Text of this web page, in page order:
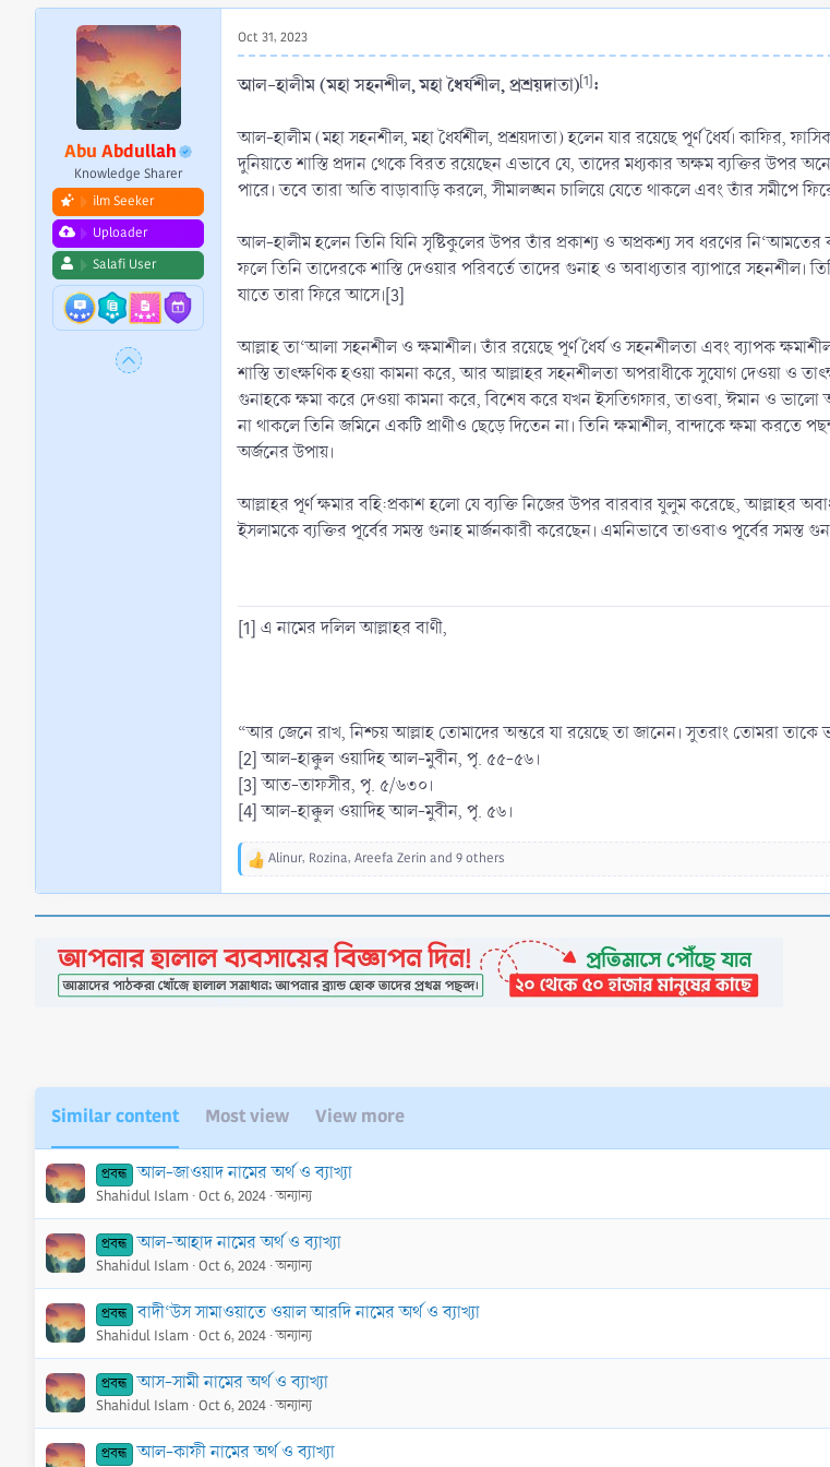
r
t
e
r
Abu Abdullah
Knowledge Sharer
ilm Seeker
Uploader
Salafi User
Oct 31, 2023
আল-হালীম (মহা সহনশীল, মহা ধৈর্যশীল, প্রশ্রয়দাতা)[1]:
আল-হালীম (মহা সহনশীল, মহা ধৈর্যশীল, প্রশ্রয়দাতা) হলেন যার রয়েছে পূর্ণ ধৈর্য। কাফির,
দুনিয়াতে শাস্তি প্রদান থেকে বিরত রয়েছেন এভাবে যে, তাদের মধ্যকার অক্ষম ব্যক্তির উপর
পারে। তবে তারা অতি বাড়াবাড়ি করলে, সীমালঙ্ঘন চালিয়ে যেতে থাকলে এবং তাঁর সমীপে
আল-হালীম হলেন তিনি যিনি সৃষ্টিকুলের উপর তাঁর প্রকাশ্য ও অপ্রকশ্য সব ধরণের নি‘আমতের
ফলে তিনি তাদেরকে শাস্তি দেওয়ার পরিবর্তে তাদের গুনাহ ও অবাধ্যতার ব্যাপারে
যাতে তারা ফিরে আসে।[3]
আল্লাহ তা‘আলা সহনশীল ও ক্ষমাশীল। তাঁর রয়েছে পূর্ণ ধৈর্য ও সহনশীলতা এবং ব্যাপক
শাস্তি তাৎক্ষণিক হওয়া কামনা করে, আর আল্লাহর সহনশীলতা অপরাধীকে সুযোগ দেওয়া ও
গুনাহকে ক্ষমা করে দেওয়া কামনা করে, বিশেষ করে যখন ইসতিগফার, তাওবা, ঈমান ও ভালো
না থাকলে তিনি জমিনে একটি প্রাণীও ছেড়ে দিতেন না। তিনি ক্ষমাশীল, বান্দাকে ক্ষমা
অর্জনের উপায়।
আল্লাহর পূর্ণ ক্ষমার বহি:প্রকাশ হলো যে ব্যক্তি নিজের উপর বারবার যুলুম করেছে, আল্লাহর
ইসলামকে ব্যক্তির পূর্বের সমস্ত গুনাহ মার্জনকারী করেছেন। এমনিভাবে তাওবাও পূর্বের সমস্ত
[1] এ নামের দলিল আল্লাহর বাণী,
“আর জেনে রাখ, নিশ্চয় আল্লাহ তোমাদের অন্তরে যা রয়েছে তা জানেন। সুতরাং তোমরা
[2] আল-হাক্কুল ওয়াদিহ আল-মুবীন, পৃ. ৫৫-৫৬।
[3] আত-তাফসীর, পৃ. ৫/৬৩০।
[4] আল-হাক্কুল ওয়াদিহ আল-মুবীন, পৃ. ৫৬।
R
i
o
n
Alinur, Rozina, Areefa Zerin and 9 others
Similar content Most view View more
প্রবন্ধ আল-জাওয়াদ নামের অর্থ ও ব্যাখ্যা
Shahidul Islam Oct 6, 2024 অন্যান্য
প্রবন্ধ আল-আহাদ নামের অর্থ ও ব্যাখ্যা
Shahidul Islam Oct 6, 2024 অন্যান্য
প্রবন্ধ বাদী‘উস সামাওয়াতে ওয়াল আরদি নামের অর্থ ও ব্যাখ্যা
Shahidul Islam Oct 6, 2024 অন্যান্য
প্রবন্ধ আস-সামী নামের অর্থ ও ব্যাখ্যা
Shahidul Islam Oct 6, 2024 অন্যান্য
প্রবন্ধ আল-কাফী নামের অর্থ ও ব্যাখ্যা